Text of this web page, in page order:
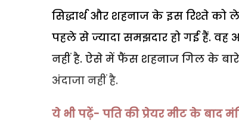
सिद्धार्थ और शहनाज के इस रिश्ते को
पहले से ज्यादा समझदार हो गई हैं.
नहीं है. ऐसे में फैंस शहनाज गिल के बारे
अंदाजा नहीं है.
ये भी पढ़ें- पति की प्रेयर मीट के बाद